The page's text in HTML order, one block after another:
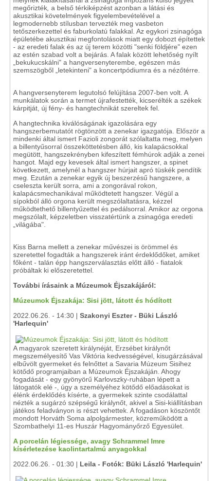
megőrizték a belső térkiképzést azonban a látási és
akusztikai követelmények figyelembevételével a
legmodernebb stílusban tervezték meg vasbeton
tetőszerkezettel és faburkolatú falakkal. Az egykori zsinagóga
épületébe akusztikai megfontolások miatt egy dobozt építettek
- az eredeti falak és az új terem közötti "senki földjére" ezen
az estén szabad volt a bejárás. A falak között lehetőség nyílt
„bekukucskálni" a hangversenyterembe, egészen más
szemszögből „letekinteni" a koncertpódiumra és a nézőtérre.
A hangversenyterem legutolsó felújítása 2007-ben volt. A
munkálatok során a termet újrafestették, kicserélték a székek
kárpitját, új fény- és hangtechnikát szereltek fel.
A hangtechnika kiválóságának igazolására egy
hangszerbemutatót rögtönzött a zenekar igazgatója. Először a
mindenki által ismert Fazioli zongorát szólaltatta meg, melyen
a billentyűsorral összeköttetésben álló, kis kalapácsokkal
megütött, hangszekrényben kifeszített fémhúrok adják a zenei
hangot. Majd egy kevesek által ismert hangszer, a spinet
következett, amelynél a hangszer húrjait apró tüskék pendítik
meg. Ezután a zenekar egyik új beszerzésű hangszere, a
cseleszta került sorra, ami a zongorával rokon,
kalapácsmechanikával működtetett hangszer. Végül a
sípokból álló orgona került megszólaltatásra, kézzel
működtethető billentyűzettel és pedálsorral. Amikor az orgona
megszólalt, képzeletben visszatértünk a zsinagóga eredeti
„világába".
Kiss Barna mellett a zenekar művészei is örömmel és
szeretettel fogadták a hangszerek iránt érdeklődőket, amiket
főként - talán épp hangszerválasztás előtt álló - fiatalok
próbáltak ki előszeretettel.
További írásaink a Múzeumok Éjszakájáról:
Múzeumok Éjszakája: Sisi jött, látott és hódított
2022.06.26. - 14:30 | Szakonyi Eszter - Büki László
'Harlequin'
A magyarok szeretett királynéját, Erzsébet királynőt
megszemélyesítő Vas Viktória kedvességével, kisugárzásával
elbűvölt gyermeket és felnőttet a Savaria Múzeum Sisihez
kötődő programjaiban a Múzeumok Éjszakáján. Ahogy
fogadását - egy gyönyörű Karlovszky-ruhában lépett a
látogatók elé -, úgy a személyéhez kötődő előadásokat is
élénk érdeklődés kísérte, a gyermekek szinte csodálattal
nézték a sugárzó szépségű királynőt, akivel a Sisi-kiállításban
játékos feladványon is részt vehettek. A fogadáson köszöntőt
mondott Horváth Soma alpolgármester, közreműködött a
Szombathelyi 11-es Huszár Hagyományőrző Egyesület.
A porcelán légiessége, avagy Schrammel Imre
kísérletezése kaolintartalmú anyagokkal
2022.06.26. - 01:30 | Leila - Fotók: Büki László 'Harlequin'